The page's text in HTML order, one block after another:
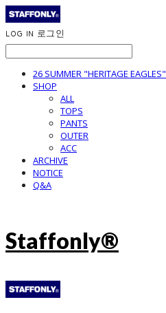
LOG IN 로그인
26 SUMMER "HERITAGE EAGLES"
SHOP
ALL
TOPS
PANTS
OUTER
ACC
ARCHIVE
NOTICE
Q&A
Staffonly®